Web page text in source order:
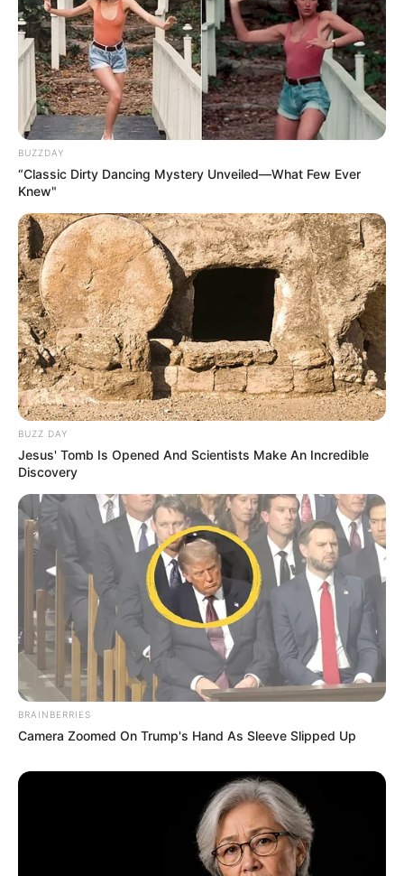
BUZZDAY
“Classic Dirty Dancing Mystery Unveiled—What Few Ever
Knew"
BUZZ DAY
Jesus' Tomb Is Opened And Scientists Make An Incredible
Discovery
BRAINBERRIES
Camera Zoomed On Trump's Hand As Sleeve Slipped Up